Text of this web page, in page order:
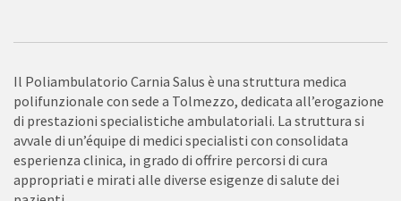
Il Poliambulatorio Carnia Salus è una struttura medica
polifunzionale con sede a Tolmezzo, dedicata all’erogazione
di prestazioni specialistiche ambulatoriali. La struttura si
avvale di un’équipe di medici specialisti con consolidata
esperienza clinica, in grado di offrire percorsi di cura
appropriati e mirati alle diverse esigenze di salute dei